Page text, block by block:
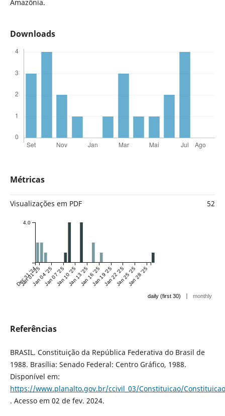
Amazônia.
Downloads
Métricas
Visualizações em PDF 52
Dec 31 '24
Jan 01 '25Jan 04 '25Jan 07 '25Jan 10 '25Jan 13 '25Jan 16 '25Jan 19 '25Jan 22 '25Jan 25 '25Jan 28 '25
4.0
daily (first 30) | monthly
Referências
BRASIL. Constituição da República Federativa do Brasil de
1988. Brasília: Senado Federal: Centro Gráfico, 1988.
Disponível em:
https://www.planalto.gov.br/ccivil_03/Constituicao/
. Acesso em 02 de fev. 2024.